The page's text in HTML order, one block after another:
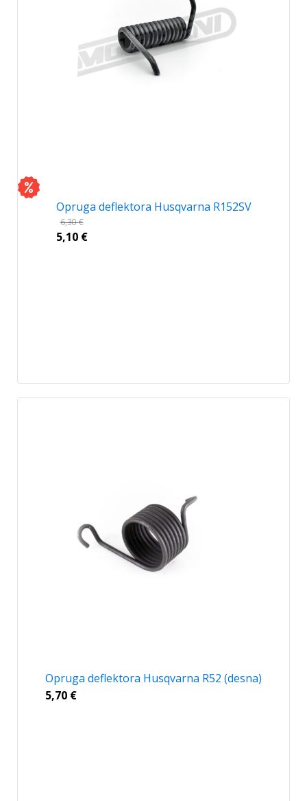
Opruga deflektora Husqvarna R152SV
6,30€
5,10 €
Opruga deflektora Husqvarna R52 (desna)
5,70 €